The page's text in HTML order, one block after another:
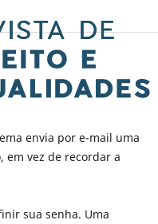
envia por e-mail uma
em vez de recordar a
sua senha. Uma